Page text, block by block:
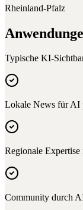
Rheinland-Pfalz
Typische KI-
Lokale News für AI
Regionale
Community durch